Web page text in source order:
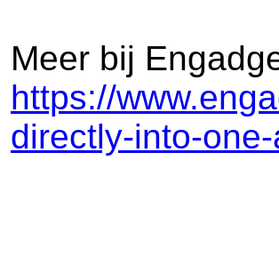
Meer bij
https://
directly-into-